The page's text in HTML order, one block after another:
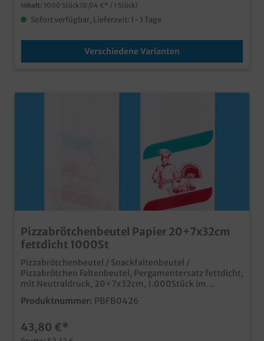
Inhalt: 1000 Stück (0,04 €* / 1 Stück)
Sofort verfügbar, Lieferzeit: 1-3 Tage
Verschiedene Varianten
Pizzabrötchenbeutel Papier 20+7x32cm
fettdicht 1000St
Pizzabrötchenbeutel / Snackfaltenbeutel /
Pizzabrötchen Faltenbeutel, Pergamentersatz fettdicht,
mit Neutraldruck, 20+7x32cm, 1.000Stück im
Kartonpraktische Faltenbeutel für den
Außerhausverkauf in italienischen Restaurants und
fettresistentes Pergamentersatzpapiermit
Neutraldruck für die italienische Gastronomieauch
Produktnummer: PBFB0426
43,80 €*